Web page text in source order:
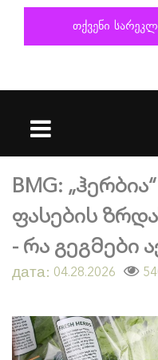
BMG:
ფასების
- რა გეგმები
дата: 04.28.2026